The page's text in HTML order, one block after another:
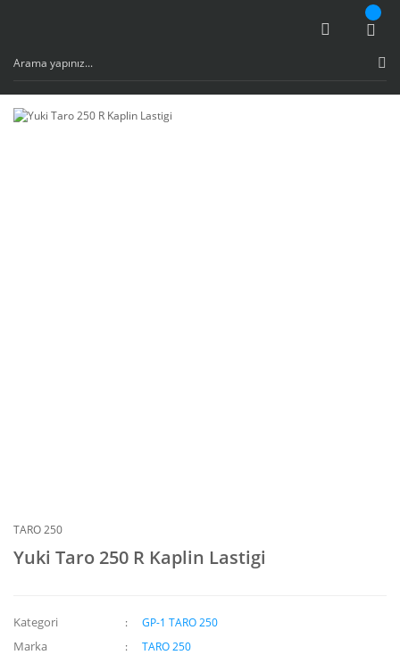
TARO 250
Yuki Taro 250 R Kaplin Lastigi
Kategori GP-1 TARO 250
Marka TARO 250